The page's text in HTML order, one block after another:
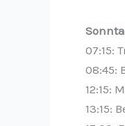
07:15:
08:45:
12:15:
13:15: